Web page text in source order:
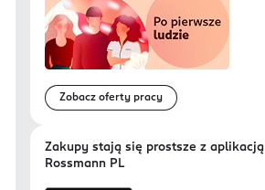
Zobacz oferty pracy
Zakupy stają się prostsze z aplikacją
Rossmann PL